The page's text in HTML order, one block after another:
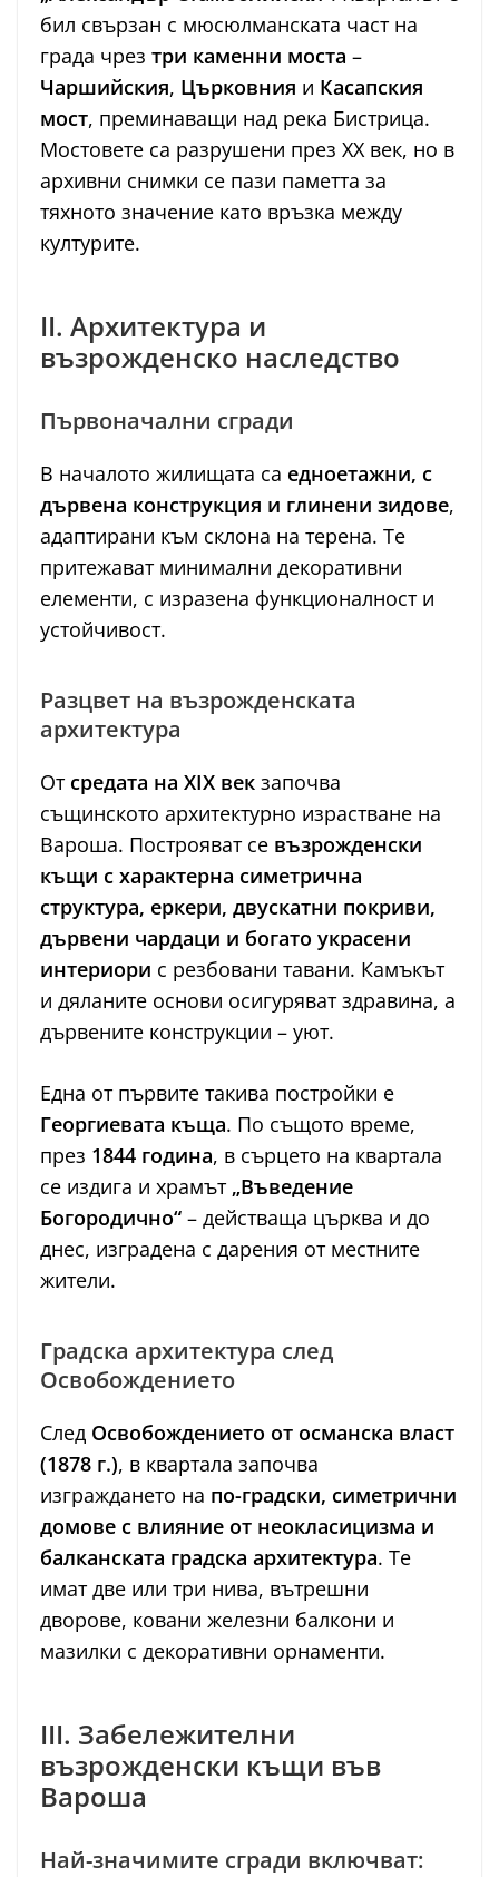
бил свързан с мюсюлманската част на
града чрез три каменни моста –
Чаршийския, Църковния и Касапския
мост, преминаващи над река Бистрица.
Мостовете са разрушени през XX век, но в
архивни снимки се пази паметта за
тяхното значение като връзка между
културите.
II. Архитектура и
възрожденско наследство
Първоначални сгради
В началото жилищата са едноетажни, с
дървена конструкция и глинени зидове,
адаптирани към склона на терена. Те
притежават минимални декоративни
елементи, с изразена функционалност и
устойчивост.
Разцвет на възрожденската
архитектура
От средата на XIX век започва
същинското архитектурно израстване на
Вароша. Построяват се възрожденски
къщи с характерна симетрична
структура, еркери, двускатни покриви,
дървени чардаци и богато украсени
интериори с резбовани тавани. Камъкът
и дяланите основи осигуряват здравина, а
дървените конструкции – уют.
Една от първите такива постройки е
Георгиевата къща. По същото време,
през 1844 година, в сърцето на квартала
се издига и храмът „Въведение
Богородично“ – действаща църква и до
днес, изградена с дарения от местните
жители.
Градска архитектура след
Освобождението
След Освобождението от османска власт
(1878 г.), в квартала започва
изграждането на по-градски, симетрични
домове с влияние от неокласицизма и
балканската градска архитектура. Те
имат две или три нива, вътрешни
дворове, ковани железни балкони и
мазилки с декоративни орнаменти.
III. Забележителни
възрожденски къщи във
Вароша
Най-значимите сгради включват: